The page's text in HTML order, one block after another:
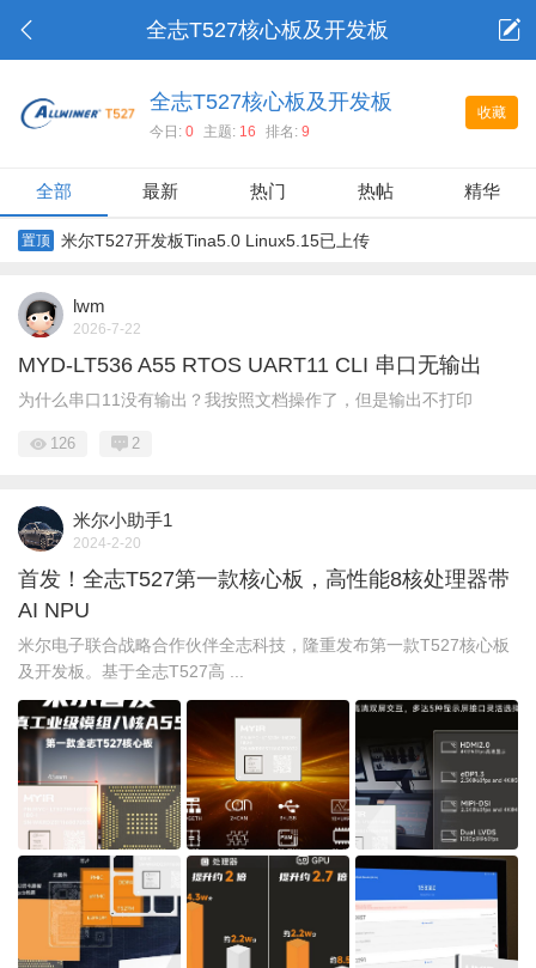
全志T527核心板及开发板
收藏
全志T527核心板及开发板
今日: 0 主题: 16 排名: 9
全部 最新 热门 热帖 精华
置顶 米尔T527开发板Tina5.0 Linux5.15已上传
lwm
2026-7-22
MYD-LT536 A55 RTOS UART11 CLI 串口无输出
为什么串口11没有输出？我按照文档操作了，但是输出不打印
126 2
米尔小助手1
2024-2-20
首发！全志T527第一款核心板，高性能8核处理器带
AI NPU
米尔电子联合战略合作伙伴全志科技，隆重发布第一款T527核心板
及开发板。基于全志T527高 ...